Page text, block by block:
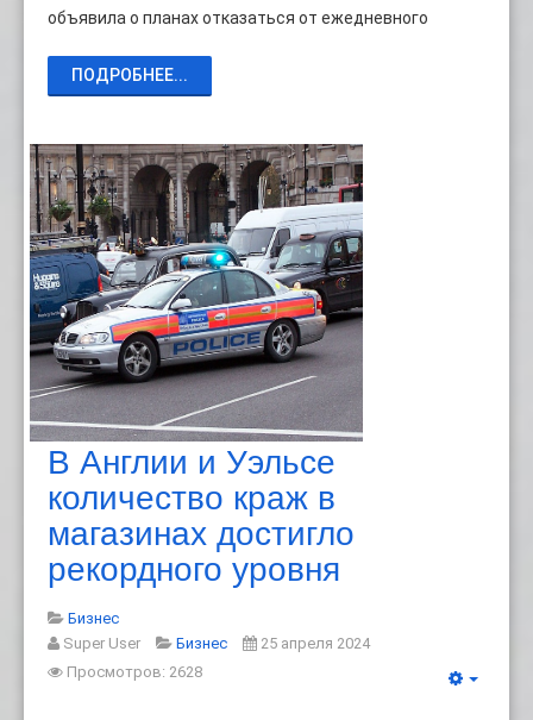
объявила о планах отказаться от ежедневного
ПОДРОБНЕЕ...
В Англии и Уэльсе
количество краж в
магазинах достигло
рекордного уровня
Бизнес
Super User
Бизнес
25 апреля 2024
Просмотров: 2628